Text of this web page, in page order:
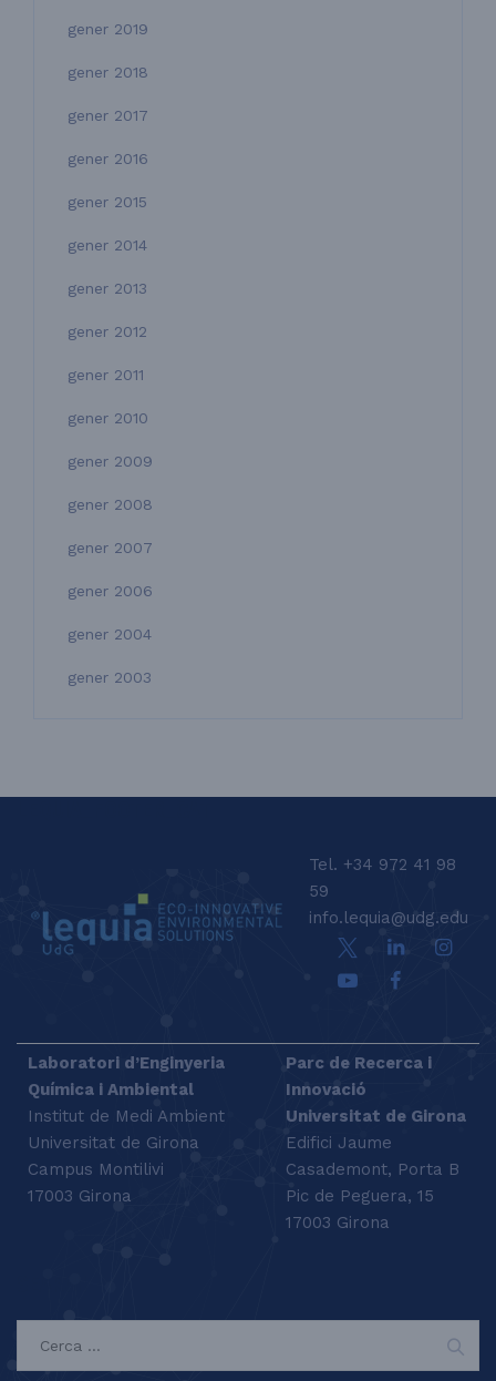
gener 2019
gener 2018
gener 2017
gener 2016
gener 2015
gener 2014
gener 2013
gener 2012
gener 2011
gener 2010
gener 2009
gener 2008
gener 2007
gener 2006
gener 2004
gener 2003
Tel. +34 972 41 98
59
info.lequia@udg.edu
Laboratori d’Enginyeria
Química i Ambiental
Institut de Medi Ambient
Universitat de Girona
Campus Montilivi
17003 Girona
Parc de Recerca i
Innovació
Universitat de Girona
Edifici Jaume
Casademont, Porta B
Pic de Peguera, 15
17003 Girona